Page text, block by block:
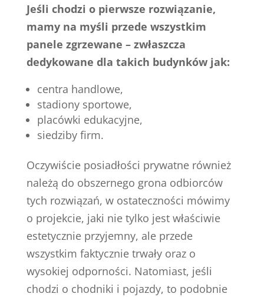
Jeśli chodzi o pierwsze rozwiązanie,
mamy na myśli przede wszystkim
panele zgrzewane – zwłaszcza
dedykowane dla takich budynków jak:
centra handlowe,
stadiony sportowe,
placówki edukacyjne,
siedziby firm.
Oczywiście posiadłości prywatne również
należą do obszernego grona odbiorców
tych rozwiązań, w ostateczności mówimy
o projekcie, jaki nie tylko jest właściwie
estetycznie przyjemny, ale przede
wszystkim faktycznie trwały oraz o
wysokiej odporności. Natomiast, jeśli
chodzi o chodniki i pojazdy, to podobnie